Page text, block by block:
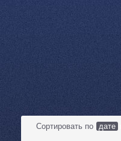
Сортировать по дате